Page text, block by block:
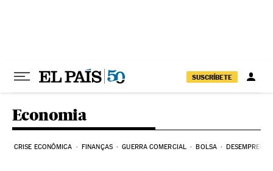
SUSCRÍBETE
Economia
CRISE ECONÔMICA FINANÇAS GUERRA COMERCIAL BOLSA DESEMPREGO